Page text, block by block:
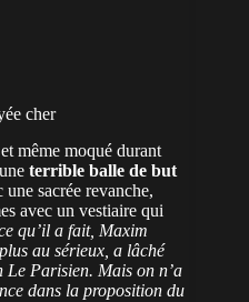
cher
même moqué durant
terrible balle de but
sacrée revanche,
avec un vestiaire qui
qu’il a fait, Maxim
au sérieux, a lâché
Le Parisien. Mais on n’a
dans la proposition du